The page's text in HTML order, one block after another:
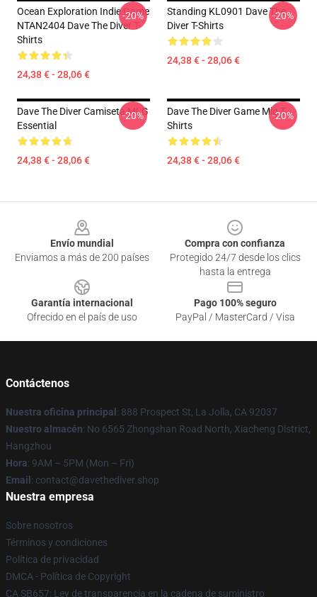
Ocean Exploration Indie Game
NTAN2404 Dave The Diver T-
Shirts
24,38 € - 28,06 €
-20%
Standing KL0901 Dave The
Diver T-Shirts
24,38 € - 28,06 €
-20%
Dave The Diver Camiseta MLG
Essential
24,38 € - 28,06 €
-20%
Dave The Diver Game Mlg T-
Shirts
24,38 € - 28,06 €
-20%
Envío mundial
Enviamos a más de 200 países
Compra con confianza
Protegido 24/7 desde los clics
hasta la entrega
Garantía internacional
Ofrecido en el país de uso
Pago 100% seguro
PayPal / MasterCard / Visa
Contáctenos
Nuestra oficina principal : 888 Prospect St, La Jolla, CA 92037
Nuestro almacén: No 6565 Zhongshan Road North, Xiacheng District,
Hangzhou
Hora: 9AM – 5PM (Mon – Fri)
Email : contact@davethediver.shop
Nuestra empresa
Sobre nosotros
Términos y condiciones
Política de privacidad
DMCA - Política de Copyright
CA SB657: Ley de transparencia en la cadena de suministro